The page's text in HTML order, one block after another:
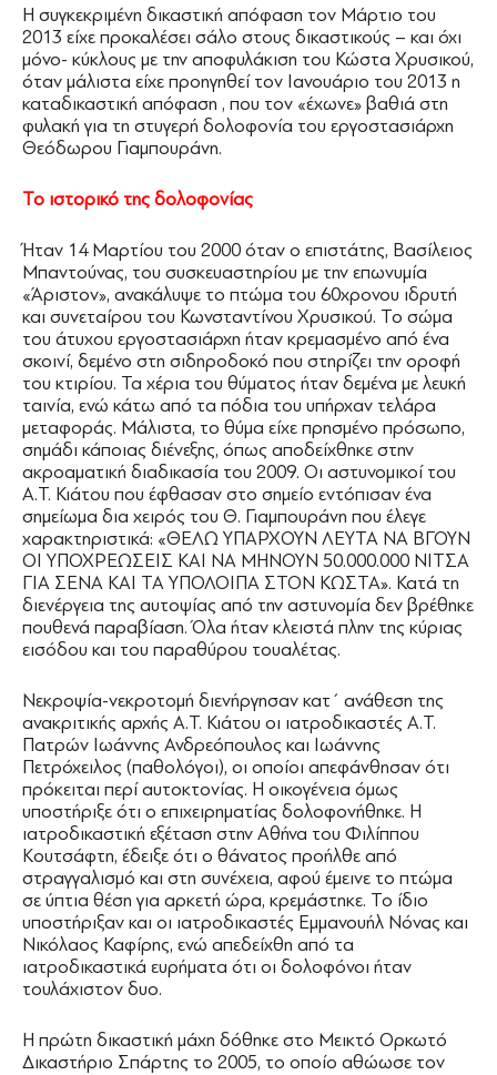
Η συγκεκριμένη δικαστική απόφαση τον Μάρτιο του
2013 είχε προκαλέσει σάλο στους δικαστικούς – και όχι
μόνο- κύκλους με την αποφυλάκιση του Κώστα Χρυσικού,
όταν μάλιστα είχε προηγηθεί τον Ιανουάριο του 2013 η
καταδικαστική απόφαση , που τον «έχωνε» βαθιά στη
φυλακή για τη στυγερή δολοφονία του εργοστασιάρχη
Θεόδωρου Γιαμπουράνη.
Το ιστορικό της δολοφονίας
Ήταν 14 Μαρτίου του 2000 όταν ο επιστάτης, Βασίλειος
Μπαντούνας, του συσκευαστηρίου με την επωνυμία
«Άριστον», ανακάλυψε το πτώμα του 60χρονου ιδρυτή
και συνεταίρου του Κωνσταντίνου Χρυσικού. Το σώμα
του άτυχου εργοστασιάρχη ήταν κρεμασμένο από ένα
σκοινί, δεμένο στη σιδηροδοκό που στηρίζει την οροφή
του κτιρίου. Τα χέρια του θύματος ήταν δεμένα με λευκή
ταινία, ενώ κάτω από τα πόδια του υπήρχαν τελάρα
μεταφοράς. Μάλιστα, το θύμα είχε πρησμένο πρόσωπο,
σημάδι κάποιας διένεξης, όπως αποδείχθηκε στην
ακροαματική διαδικασία του 2009. Οι αστυνομικοί του
Α.Τ. Κιάτου που έφθασαν στο σημείο εντόπισαν ένα
σημείωμα δια χειρός του Θ. Γιαμπουράνη που έλεγε
χαρακτηριστικά: «ΘΕΛΩ ΥΠΑΡΧΟΥΝ ΛΕΥΤΑ ΝΑ ΒΓΟΥΝ
ΟΙ ΥΠΟΧΡΕΩΣΕΙΣ ΚΑΙ ΝΑ ΜΗΝΟΥΝ 50.000.000 ΝΙΤΣΑ
ΓΙΑ ΣΕΝΑ ΚΑΙ ΤΑ ΥΠΟΛΟΙΠΑ ΣΤΟΝ ΚΩΣΤΑ». Κατά τη
διενέργεια της αυτοψίας από την αστυνομία δεν βρέθηκε
πουθενά παραβίαση. Όλα ήταν κλειστά πλην της κύριας
εισόδου και του παραθύρου τουαλέτας.
Νεκροψία-νεκροτομή διενήργησαν κατ΄ ανάθεση της
ανακριτικής αρχής Α.Τ. Κιάτου οι ιατροδικαστές Α.Τ.
Πατρών Ιωάννης Ανδρεόπουλος και Ιωάννης
Πετρόχειλος (παθολόγοι), οι οποίοι απεφάνθησαν ότι
πρόκειται περί αυτοκτονίας. Η οικογένεια όμως
υποστήριξε ότι ο επιχειρηματίας δολοφονήθηκε. Η
ιατροδικαστική εξέταση στην Αθήνα του Φιλίππου
Κουτσάφτη, έδειξε ότι ο θάνατος προήλθε από
στραγγαλισμό και στη συνέχεια, αφού έμεινε το πτώμα
σε ύπτια θέση για αρκετή ώρα, κρεμάστηκε. Το ίδιο
υποστήριξαν και οι ιατροδικαστές Εμμανουήλ Νόνας και
Νικόλαος Καφίρης, ενώ απεδείχθη από τα
ιατροδικαστικά ευρήματα ότι οι δολοφόνοι ήταν
τουλάχιστον δυο.
Η πρώτη δικαστική μάχη δόθηκε στο Μεικτό Ορκωτό
Δικαστήριο Σπάρτης το 2005, το οποίο αθώωσε τον